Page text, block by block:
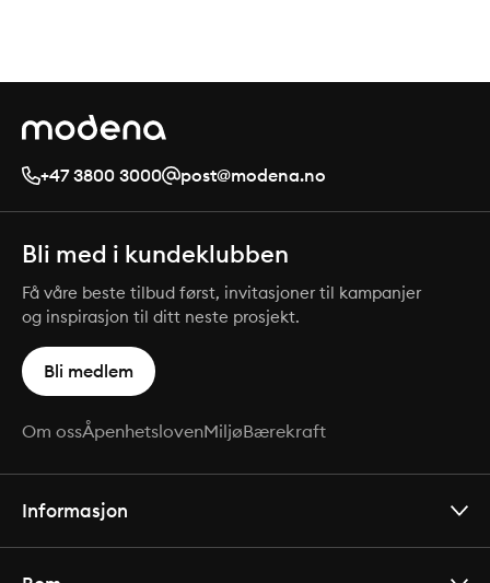
+47 3800 3000 post@modena.no
Bli med i kundeklubben
Få våre beste tilbud først, invitasjoner til kampanjer
og inspirasjon til ditt neste prosjekt.
Bli medlem
Om ossÅpenhetslovenMiljøBærekraft
Informasjon